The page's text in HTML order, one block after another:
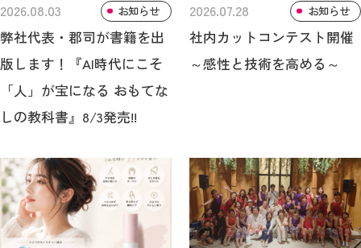
2026.08.03 お知らせ
弊社代表・郡司が書籍を出
版します！『AI時代にこそ
「人」が宝になる おもてな
しの教科書』8/3発売!!
2026.07.28 お知らせ
社内カットコンテスト開催
～感性と技術を高める～